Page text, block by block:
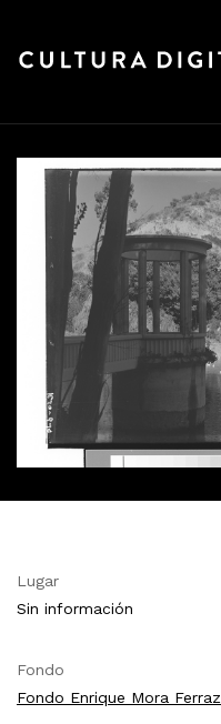
Lugar
Sin información
Fondo
Fondo Enrique Mora Ferraz